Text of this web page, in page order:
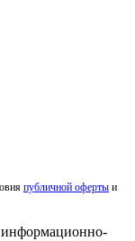
публичной оферты и